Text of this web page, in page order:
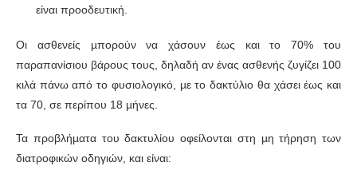
είναι προοδευτική.
Οι ασθενείς µπορούν να χάσουν έως και το 70% του
παραπανίσιου βάρους τους, δηλαδή αν ένας ασθενής ζυγίζει 100
κιλά πάνω από το φυσιολογικό, µε το δακτύλιο θα χάσει έως και
τα 70, σε περίπου 18 µήνες.
Τα προβλήµατα του δακτυλίου οφείλονται στη µη τήρηση των
διατροφικών οδηγιών, και είναι: